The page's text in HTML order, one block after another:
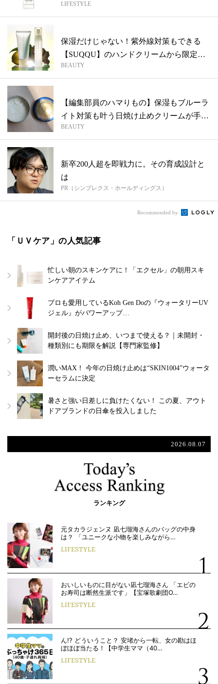
LIFESTYLE
保湿だけじゃない！紫外線対策もできる
【SUQQU】のハンドクリームから限定の
香り...
BEAUTY
【編集部員のハマりもの】保湿もブルーラ
イト対策も叶う日焼け止めクリームが手放
せな...
BEAUTY
新卒200人超を即戦力に。その育成設計と
は
PR（シンプレクス・ホールディングス）
Recommended by
「ＵＶケア」の人気記事
忙しい朝のスキンケアに！「エクセル」の朝用スキ
ンケアアイテム
プロも愛用しているKoh Gen Doの『ウォータリーUV
ジェル』がパワーアップ…
開封後の日焼け止め、いつまで使える？｜未開封・
種類別にも期限を解説【専門家監修】
潤いMAX！ 今年の日焼け止めは“SKIN1004”ウォータ
ーセラムに決定
暑さと強い日差しに負けたくない！ この夏、アウト
ドアブランドの日傘を投入しました
2026.08.07
ランキング
元タカラジェンヌ 凪七瑠海さんのバッグの中身
は？ 「ユニークな小物を楽しみながら…
LIFESTYLE
おいしいものに目がない凪七瑠海さん 「エビの
お寿司は断然生派です」【宝塚歌劇団O…
LIFESTYLE
ん!? どういうこと？ 安堵から一転、女の勘はほ
ぼほぼ当たる！【中学生ママ（40…
LIFESTYLE